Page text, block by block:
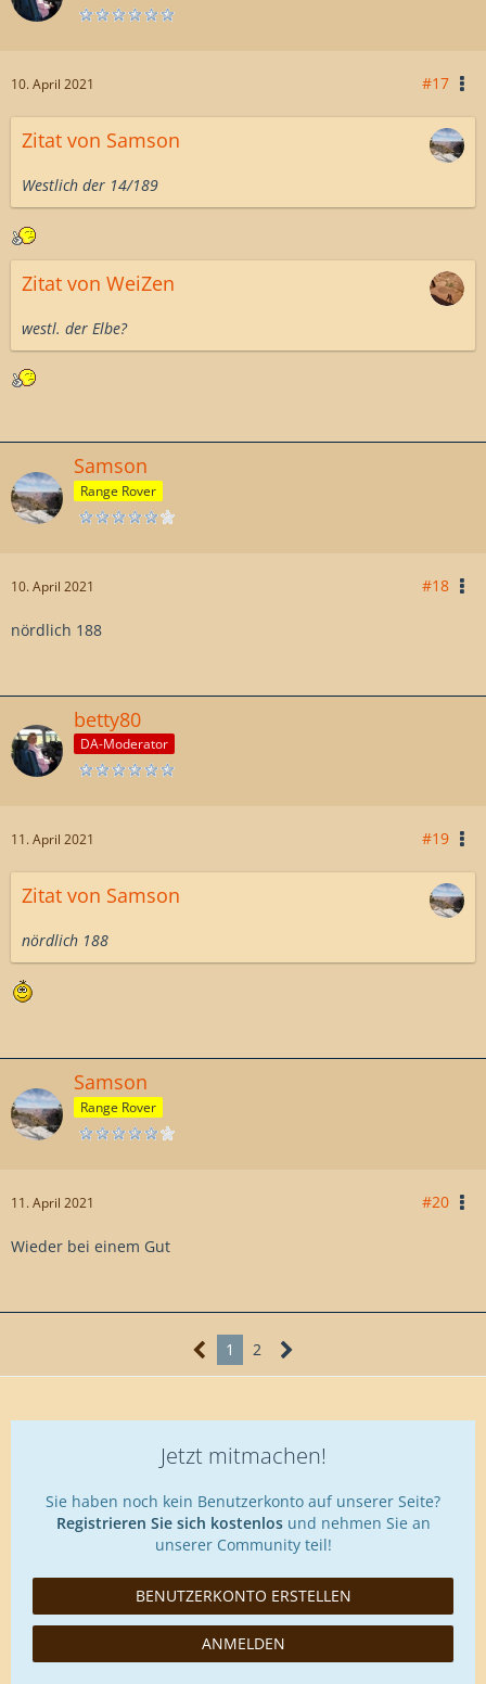
10. April 2021 #17
Zitat von Samson
Westlich der 14/189
Zitat von WeiZen
westl. der Elbe?
Samson
Range Rover
10. April 2021 #18
nördlich 188
betty80
DA-Moderator
11. April 2021 #19
Zitat von Samson
nördlich 188
Samson
Range Rover
11. April 2021 #20
Wieder bei einem Gut
1 2
Jetzt mitmachen!
Sie haben noch kein Benutzerkonto auf unserer Seite?
Registrieren Sie sich kostenlosund nehmen Sie an
unserer Community teil!
BENUTZERKONTO ERSTELLEN
ANMELDEN